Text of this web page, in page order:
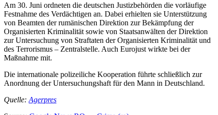
Am 30. Juni ordneten die deutschen Justizbehörden die vorläufige
Festnahme des Verdächtigen an. Dabei erhielten sie Unterstützung
von Beamten der rumänischen Direktion zur Bekämpfung der
Organisierten Kriminalität sowie von Staatsanwälten der Direktion
zur Untersuchung von Straftaten der Organisierten Kriminalität und
des Terrorismus – Zentralstelle. Auch Eurojust wirkte bei der
Maßnahme mit.
Die internationale polizeiliche Kooperation führte schließlich zur
Anordnung der Untersuchungshaft für den Mann in Deutschland.
Quelle: Agerpres